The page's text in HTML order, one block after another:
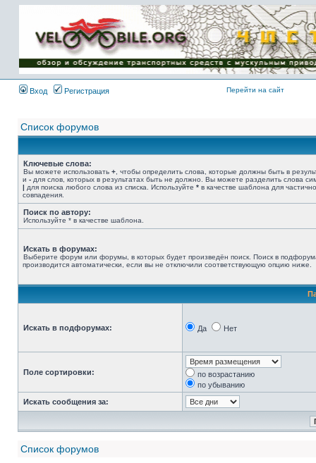
Имя пользователя:
Пароль:
{ LOG_ME_IN_SHORT
}
Вход
Регистрация Перейти на сайт
Список форумов
Ключевые слова:
Вы можете использовать + , чтобы определить слова, которые должны быть в
и - для слов, которых в результатах быть не должно. Вы можете разделить слова
| для поиска любого слова из списка. Используйте * в качестве шаблона для
совпадения.
Поиск по автору:
Используйте * в качестве шаблона.
Искать в форумах:
Выберите форум или форумы, в которых будет произведён поиск. Поиск в
производится автоматически, если вы не отключили соответствующую опцию ниже.
Искать в подфорумах: Да Нет
Поле сортировки:
по возрастанию
по убыванию
Искать сообщения за:
Список форумов